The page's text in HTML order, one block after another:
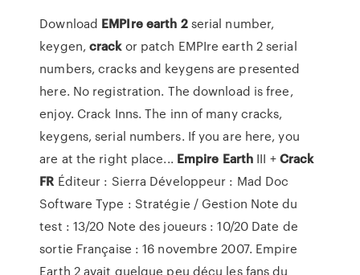
Download EMPIre earth 2serial number,
keygen,crackor patch EMPIre earth 2 serial
numbers, cracks and keygens are presented
here. No registration. The download is free,
enjoy. Crack Inns. The inn of many cracks,
keygens, serial numbers. If you are here, you
are at the right place... Empire Earth III +Crack
FR Éditeur : Sierra Développeur : Mad Doc
Software Type : Stratégie / Gestion Note du
test : 13/20 Note des joueurs : 10/20 Date de
sortie Française : 16 novembre 2007. Empire
Earth 2 avait quelque peu déçu les fans du